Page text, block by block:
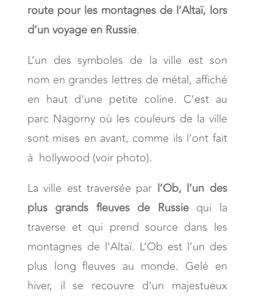
route pour les montagnes de l’Altaï, lors
d’un voyage en Russie.
L’un des symboles de la ville est son
nom en grandes lettres de métal, affiché
en haut d’une petite coline. C’est au
parc Nagorny où les couleurs de la ville
sont mises en avant, comme ils l’ont fait
à hollywood (voir photo).
La ville est traversée par l’Ob, l’un des
plus grands fleuves de Russiequi la
traverse et qui prend source dans les
montagnes de l’Altaï. L’Ob est l’un des
plus long fleuves au monde. Gelé en
hiver, il se recouvre d’un majestueux